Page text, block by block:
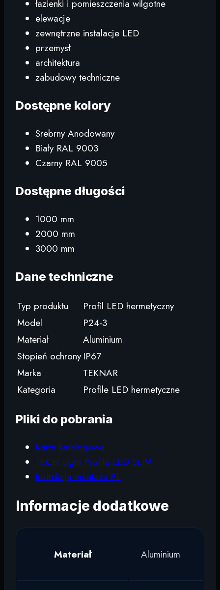
łazienki i pomieszczenia wilgotne
elewacje
zewnętrzne instalacje LED
przemysł
architektura
zabudowy techniczne
Dostępne kolory
Srebrny Anodowany
Biały RAL 9003
Czarny RAL 9005
Dostępne długości
1000 mm
2000 mm
3000 mm
Dane techniczne
Typ produktu
Profil LED hermetyczny
Model
P24-3
Materiał
Aluminium
Stopień ochrony IP67
Marka
TEKNAR
Kategoria
Profile LED hermetyczne
Pliki do pobrania
Karta katalogowa
TECH Light Profile LED SLIM
Instrukcja montażu PL
Informacje dodatkowe
Materiał Aluminium